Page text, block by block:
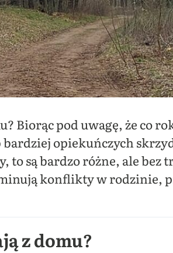
Biorąc pod uwagę, że co
opiekuńczych
to są bardzo różne, ale
konflikty w rodzinie,
z domu?